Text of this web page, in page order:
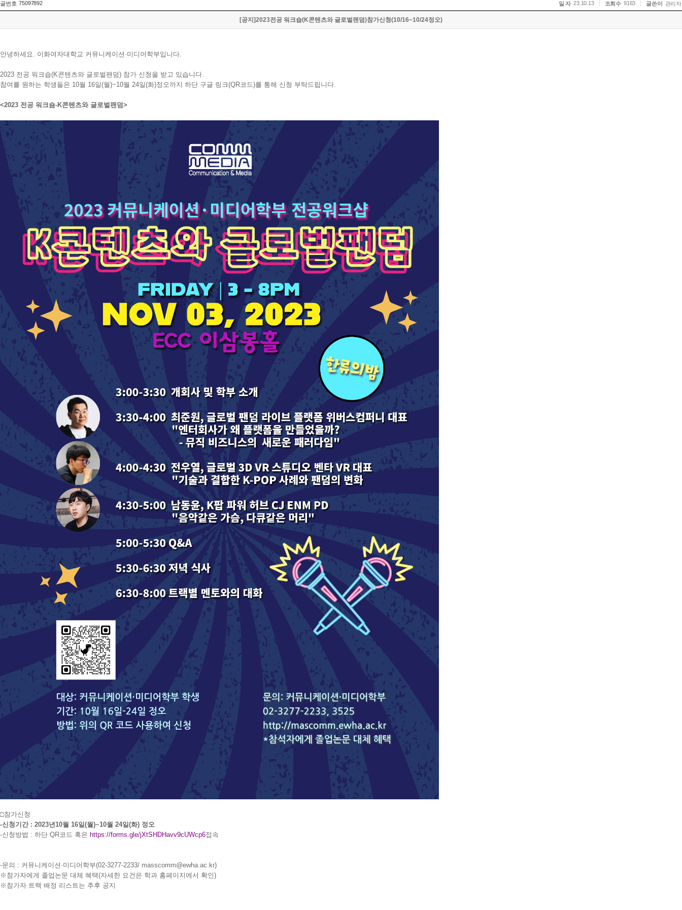
글번호 75097892 일 자 23.10.13 조회수 9163 글쓴이 관리자
[공지]2023전공 워크숍(K콘텐츠와 글로벌팬덤)참가신청(10/16~10/24정오)
안녕하세요. 이화여자대학교 커뮤니케이션·미디어학부입니다.
2023 전공 워크숍(K콘텐츠와 글로벌팬덤) 참가 신청을 받고 있습니다.
참여를 원하는 학생들은 10월 16일(월)~10월 24일(화)정오까지 하단 구글 링크(QR코드)를 통해 신청 부탁드립니다.
<2023 전공 워크숌-K콘텐츠와 글로벌팬덤 >
□참가신청
-신청기간: 2023년 10월 16일 (월 )~10월 24일 (화) 정오
-신청방법 : 하단 QR코드 혹은 https://forms.gle/jXtSHDHavv9cUWcp6접속
-문의 : 커뮤니케이션 ·미디어학부(02-3277-2233/ masscomm@ewha.ac.kr)
※참가자에게 졸업논문 대체 혜택(자세한 요건은 학과 홈페이지에서 확인)
※참가자 트랙 배정 리스트는 추후 공지